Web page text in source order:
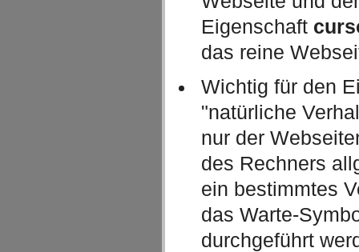
Eigenschaft
das reine
Wichtig für den
"natürliche
nur der
des Rechners
ein bestimmtes
das Warte-
durchgeführt